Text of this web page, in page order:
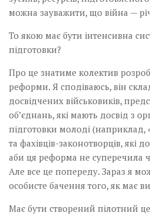
можна зауважити, що війна —
То якою має бути інтенсивна
підготовки?
Про це знатиме колектив
реформи. Я сподіваюсь, він
досвідчених військовиків,
обʼєднань, які мають досвід з
підготовки молоді (наприклад,
та фахівців-законотворців, які
аби ця реформа не суперечила
Але все це попереду. Зараз я
особисте бачення того, як має
Має бути створений пілотний